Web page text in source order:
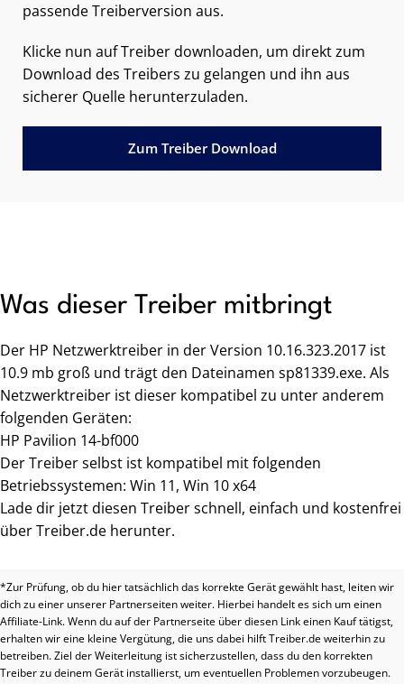
passende Treiberversion aus.
Klicke nun auf Treiber downloaden, um direkt zum
Download des Treibers zu gelangen und ihn aus
sicherer Quelle herunterzuladen.
Zum Treiber Download
Was dieser Treiber mitbringt
Der HP Netzwerktreiber in der Version 10.16.323.2017 ist
10.9 mb groß und trägt den Dateinamen sp81339.exe. Als
Netzwerktreiber ist dieser kompatibel zu unter anderem
folgenden Geräten:
HP Pavilion 14-bf000
Der Treiber selbst ist kompatibel mit folgenden
Betriebssystemen: Win 11, Win 10 x64
Lade dir jetzt diesen Treiber schnell, einfach und kostenfrei
über Treiber.de herunter.
*Zur Prüfung, ob du hier tatsächlich das korrekte Gerät gewählt hast, leiten wir
dich zu einer unserer Partnerseiten weiter. Hierbei handelt es sich um einen
Affiliate-Link. Wenn du auf der Partnerseite über diesen Link einen Kauf tätigst,
erhalten wir eine kleine Vergütung, die uns dabei hilft Treiber.de weiterhin zu
betreiben. Ziel der Weiterleitung ist sicherzustellen, dass du den korrekten
Treiber zu deinem Gerät installierst, um eventuellen Problemen vorzubeugen.